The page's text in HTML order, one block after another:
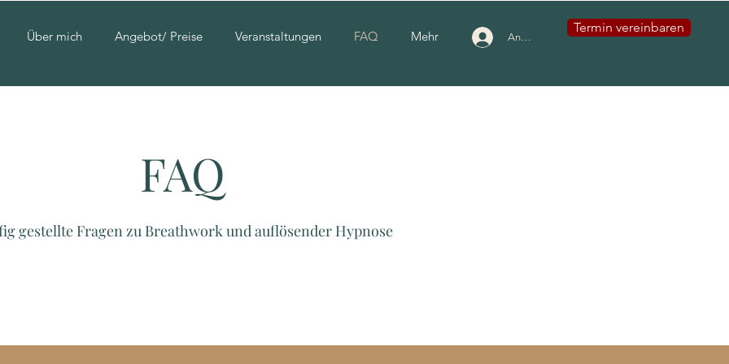
Über mich Angebot/ Preise Veranstaltungen FAQ Mehr Anmelden
Termin vereinbaren
FAQ
gestellte Fragen zu Breathwork und auflösender Hypnose